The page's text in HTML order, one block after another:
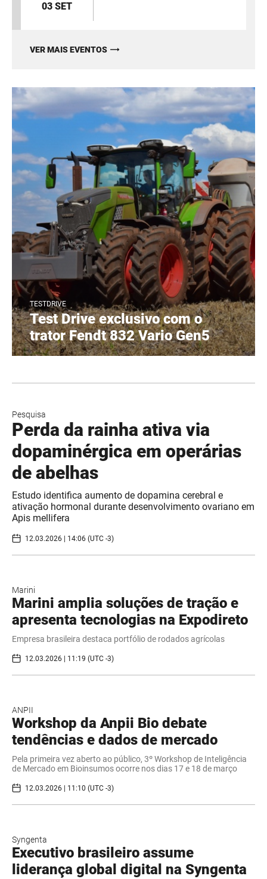
03 SET
VER MAIS EVENTOS
TESTDRIVE
Test Drive exclusivo com o
trator Fendt 832 Vario Gen5
Pesquisa
Perda da rainha ativa via
dopaminérgica em operárias
de abelhas
Estudo identifica aumento de dopamina cerebral e
ativação hormonal durante desenvolvimento ovariano em
Apis mellifera
12.03.2026 | 14:06 (UTC -3)
Marini
Marini amplia soluções de tração e
apresenta tecnologias na Expodireto
Empresa brasileira destaca portfólio de rodados agrícolas
12.03.2026 | 11:19 (UTC -3)
ANPII
Workshop da Anpii Bio debate
tendências e dados de mercado
Pela primeira vez aberto ao público, 3º Workshop de Inteligência
de Mercado em Bioinsumos ocorre nos dias 17 e 18 de março
12.03.2026 | 11:10 (UTC -3)
Syngenta
Executivo brasileiro assume
liderança global digital na Syngenta